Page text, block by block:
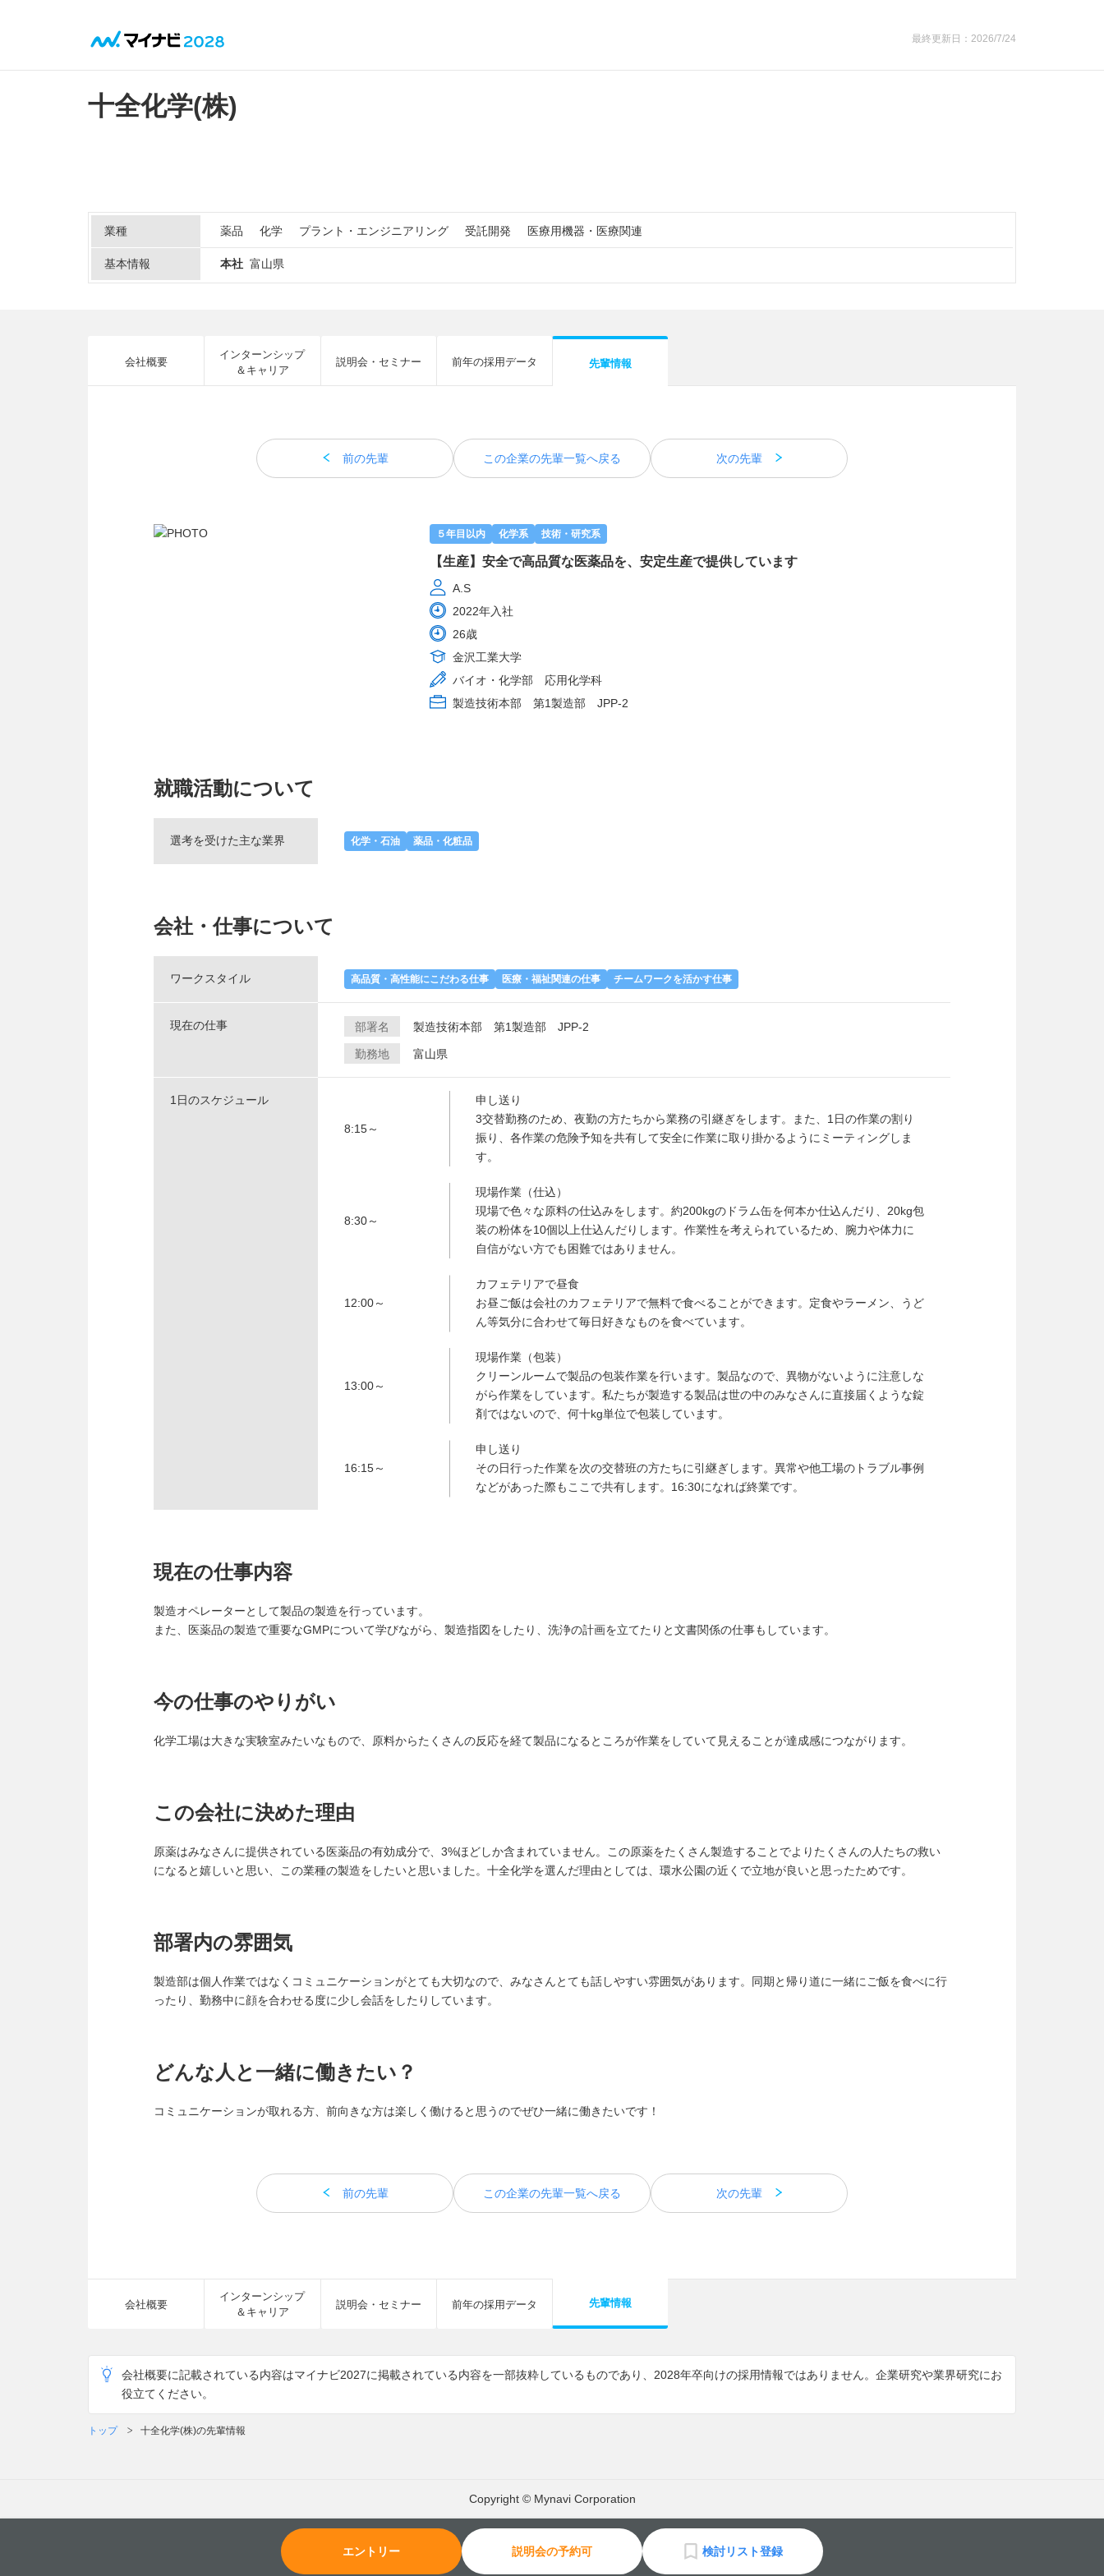
最終更新日：2026/7/24
十全化学(株)
業種 薬品 化学 プラント・エンジニアリング 受託開発 医療用機器・医療関連
基本情報 本社 富山県
説明会の予約可
エントリー 検討リスト登録
会社概要
インターンシップ
＆キャリア
説明会・セミナー 前年の採用データ 先輩情報
前の先輩 この企業の先輩一覧へ戻る 次の先輩
５年目以内 化学系 技術・研究系
【生産】安全で高品質な医薬品を、安定生産で提供しています
A.S
2022年入社
26歳
金沢工業大学
バイオ・化学部 応用化学科
製造技術本部 第1製造部 JPP-2
就職活動について
選考を受けた主な業界 化学・石油 薬品・化粧品
会社・仕事について
ワークスタイル 高品質・高性能にこだわる仕事 医療・福祉関連の仕事 チームワークを活かす仕事
現在の仕事 部署名 製造技術本部 第1製造部 JPP-2
勤務地 富山県
1日のスケジュール
8:15～
申し送り
3交替勤務のため、夜勤の方たちから業務の引継ぎをします。また、1日の作業の割り
振り、各作業の危険予知を共有して安全に作業に取り掛かるようにミーティングしま
す。
8:30～
現場作業（仕込）
現場で色々な原料の仕込みをします。約200kgのドラム缶を何本か仕込んだり、20kg包
装の粉体を10個以上仕込んだりします。作業性を考えられているため、腕力や体力に
自信がない方でも困難ではありません。
12:00～
カフェテリアで昼食
お昼ご飯は会社のカフェテリアで無料で食べることができます。定食やラーメン、うど
ん等気分に合わせて毎日好きなものを食べています。
13:00～
現場作業（包装）
クリーンルームで製品の包装作業を行います。製品なので、異物がないように注意しな
がら作業をしています。私たちが製造する製品は世の中のみなさんに直接届くような錠
剤ではないので、何十kg単位で包装しています。
16:15～
申し送り
その日行った作業を次の交替班の方たちに引継ぎします。異常や他工場のトラブル事例
などがあった際もここで共有します。16:30になれば終業です。
現在の仕事内容
製造オペレーターとして製品の製造を行っています。
また、医薬品の製造で重要なGMPについて学びながら、製造指図をしたり、洗浄の計画を立てたりと文書関係の仕事もしています。
今の仕事のやりがい
化学工場は大きな実験室みたいなもので、原料からたくさんの反応を経て製品になるところが作業をしていて見えることが達成感につながります。
この会社に決めた理由
原薬はみなさんに提供されている医薬品の有効成分で、3%ほどしか含まれていません。この原薬をたくさん製造することでよりたくさんの人たちの救い
になると嬉しいと思い、この業種の製造をしたいと思いました。十全化学を選んだ理由としては、環水公園の近くで立地が良いと思ったためです。
部署内の雰囲気
製造部は個人作業ではなくコミュニケーションがとても大切なので、みなさんとても話しやすい雰囲気があります。同期と帰り道に一緒にご飯を食べに行
ったり、勤務中に顔を合わせる度に少し会話をしたりしています。
どんな人と一緒に働きたい？
コミュニケーションが取れる方、前向きな方は楽しく働けると思うのでぜひ一緒に働きたいです！
前の先輩 この企業の先輩一覧へ戻る 次の先輩
会社概要
インターンシップ
＆キャリア
説明会・セミナー 前年の採用データ 先輩情報
会社概要に記載されている内容はマイナビ2027に掲載されている内容を一部抜粋しているものであり、2028年卒向けの採用情報ではありません。企業研究や業界研究にお
役立てください。
トップ 十全化学(株)の先輩情報
Copyright © Mynavi Corporation